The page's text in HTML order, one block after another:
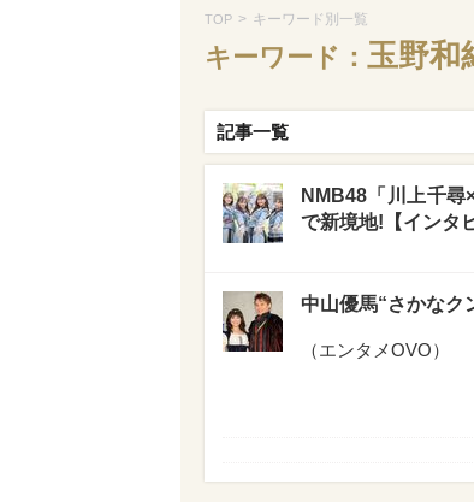
TOP > キーワード別一覧
キーワード： 玉野和
記事一覧
NMB48「川上千
で新境地!【インタ
中山優馬“さかなク
（エンタメOVO）